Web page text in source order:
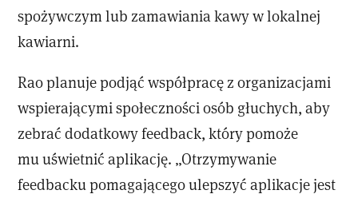
spożywczym lub zamawiania kawy w lokalnej
kawiarni.
Rao planuje podjąć współpracę z organizacjami
wspierającymi społeczności osób głuchych, aby
zebrać dodatkowy feedback, który pomoże
mu uświetnić aplikację. „Otrzymywanie
feedbacku pomagającego ulepszyć aplikacje jest